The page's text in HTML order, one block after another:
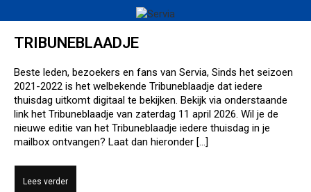
TRIBUNEBLAADJE
Beste leden, bezoekers en fans van Servia, Sinds het seizoen
2021-2022 is het welbekende Tribuneblaadje dat iedere
thuisdag uitkomt digitaal te bekijken. Bekijk via onderstaande
link het Tribuneblaadje van zaterdag 11 april 2026. Wil je de
nieuwe editie van het Tribuneblaadje iedere thuisdag in je
mailbox ontvangen? Laat dan hieronder […]